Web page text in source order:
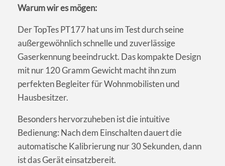
Warum wir es mögen:
Der TopTes PT177 hat uns im Test durch seine
außergewöhnlich schnelle und zuverlässige
Gaserkennung beeindruckt. Das kompakte Design
mit nur 120 Gramm Gewicht macht ihn zum
perfekten Begleiter für Wohnmobilisten und
Hausbesitzer.
Besonders hervorzuheben ist die intuitive
Bedienung: Nach dem Einschalten dauert die
automatische Kalibrierung nur 30 Sekunden, dann
ist das Gerät einsatzbereit.